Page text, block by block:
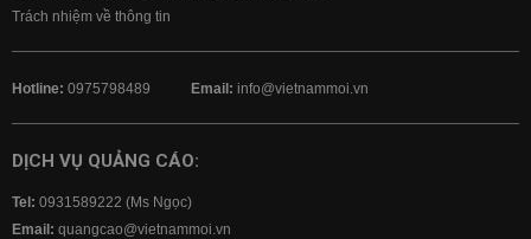
Trách nhiệm về thông tin
Hotline: 0975798489 Email: info@vietnammoi.vn
DỊCH VỤ QUẢNG CÁO:
Tel: 0931589222 (Ms Ngọc)
Email: quangcao@vietnammoi.vn